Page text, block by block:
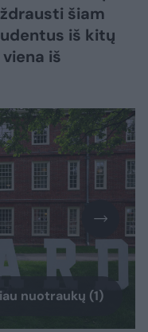
šiam
iš kitų
iš
nuotraukų (1)